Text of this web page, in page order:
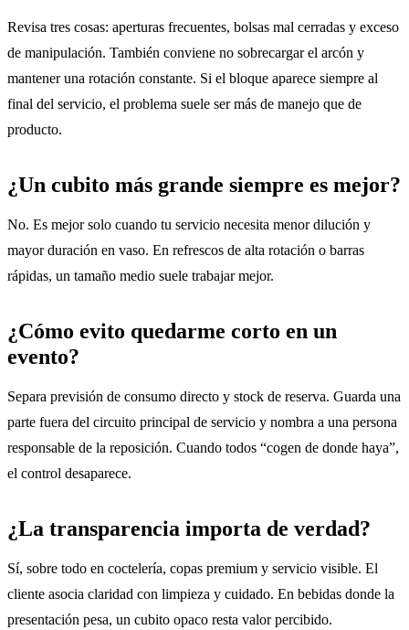
Revisa tres cosas: aperturas frecuentes, bolsas mal cerradas y exceso
de manipulación. También conviene no sobrecargar el arcón y
mantener una rotación constante. Si el bloque aparece siempre al
final del servicio, el problema suele ser más de manejo que de
producto.
¿Un cubito más grande siempre es mejor?
No. Es mejor solo cuando tu servicio necesita menor dilución y
mayor duración en vaso. En refrescos de alta rotación o barras
rápidas, un tamaño medio suele trabajar mejor.
¿Cómo evito quedarme corto en un
evento?
Separa previsión de consumo directo y stock de reserva. Guarda una
parte fuera del circuito principal de servicio y nombra a una persona
responsable de la reposición. Cuando todos “cogen de donde haya”,
el control desaparece.
¿La transparencia importa de verdad?
Sí, sobre todo en coctelería, copas premium y servicio visible. El
cliente asocia claridad con limpieza y cuidado. En bebidas donde la
presentación pesa, un cubito opaco resta valor percibido.